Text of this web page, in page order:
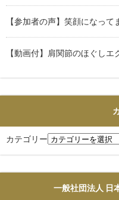
【参加者の声】笑顔になっ
【動画付】肩関節のほぐしエ
カテゴリー
一般社団法人 日